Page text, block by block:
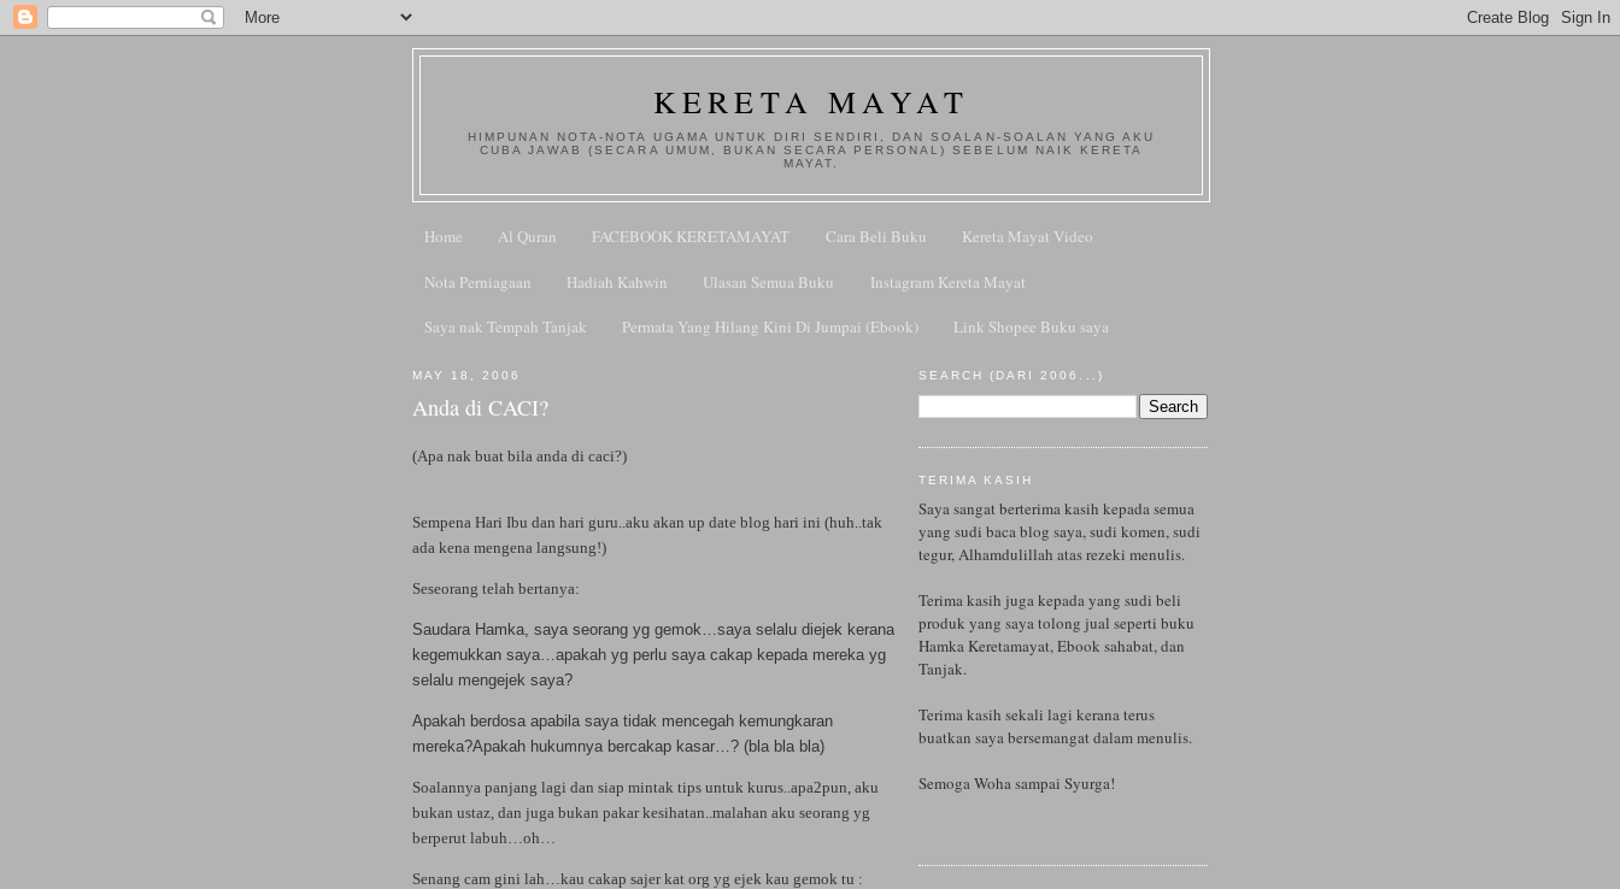
KERETA MAYAT
HIMPUNAN NOTA-NOTA UGAMA UNTUK DIRI SENDIRI, DAN SOALAN-SOALAN YANG AKU
CUBA JAWAB (SECARA UMUM, BUKAN SECARA PERSONAL) SEBELUM NAIK KERETA
MAYAT.
Home Al Quran FACEBOOK KERETAMAYAT Cara Beli Buku Kereta Mayat Video
Nota Perniagaan Hadiah Kahwin Ulasan Semua Buku Instagram Kereta Mayat
Saya nak Tempah Tanjak Permata Yang Hilang Kini Di Jumpai (Ebook) Link Shopee Buku saya
MAY 18, 2006
Anda di CACI?
(Apa nak buat bila anda di caci?)
Sempena Hari Ibu dan hari guru..aku akan up date blog hari ini (huh..tak
ada kena mengena langsung!)
Seseorang telah bertanya:
Saudara Hamka, saya seorang yg gemok…saya selalu diejek kerana
kegemukkan saya…apakah yg perlu saya cakap kepada mereka yg
selalu mengejek saya?
Apakah berdosa apabila saya tidak mencegah kemungkaran
mereka?Apakah hukumnya bercakap kasar…? (bla bla bla)
Soalannya panjang lagi dan siap mintak tips untuk kurus..apa2pun, aku
bukan ustaz, dan juga bukan pakar kesihatan..malahan aku seorang yg
berperut labuh…oh…
Senang cam gini lah…kau cakap sajer kat org yg ejek kau gemok tu :
SEARCH (DARI 2006...)
TERIMA KASIH
Saya sangat berterima kasih kepada semua
yang sudi baca blog saya, sudi komen, sudi
tegur, Alhamdulillah atas rezeki menulis.
Terima kasih juga kepada yang sudi beli
produk yang saya tolong jual seperti buku
Hamka Keretamayat, Ebook sahabat, dan
Tanjak.
Terima kasih sekali lagi kerana terus
buatkan saya bersemangat dalam menulis.
Semoga Woha sampai Syurga!